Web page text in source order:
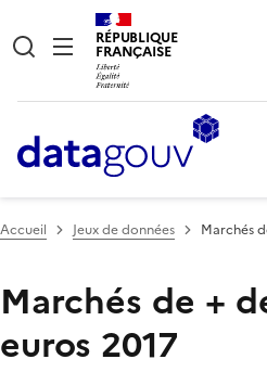
RÉPUBLIQUE
FRANÇAISE
Accueil Jeux de données Marchés
Marchés de +
euros 2017